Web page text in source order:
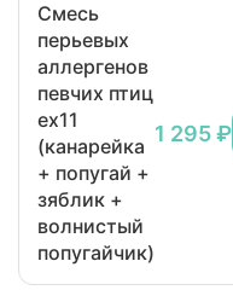
Смесь
перьевых
аллергенов
певчих птиц
ex11
(канарейка
+ попугай +
зяблик +
волнистый
попугайчик)
1 295 ₽